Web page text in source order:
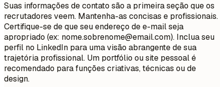
Suas informações de contato são a primeira seção que os
recrutadores veem. Mantenha-as concisas e profissionais.
Certifique-se de que seu endereço de e-mail seja
apropriado (ex: nome.sobrenome@email.com). Inclua seu
perfil no LinkedIn para uma visão abrangente de sua
trajetória profissional. Um portfólio ou site pessoal é
recomendado para funções criativas, técnicas ou de
design.